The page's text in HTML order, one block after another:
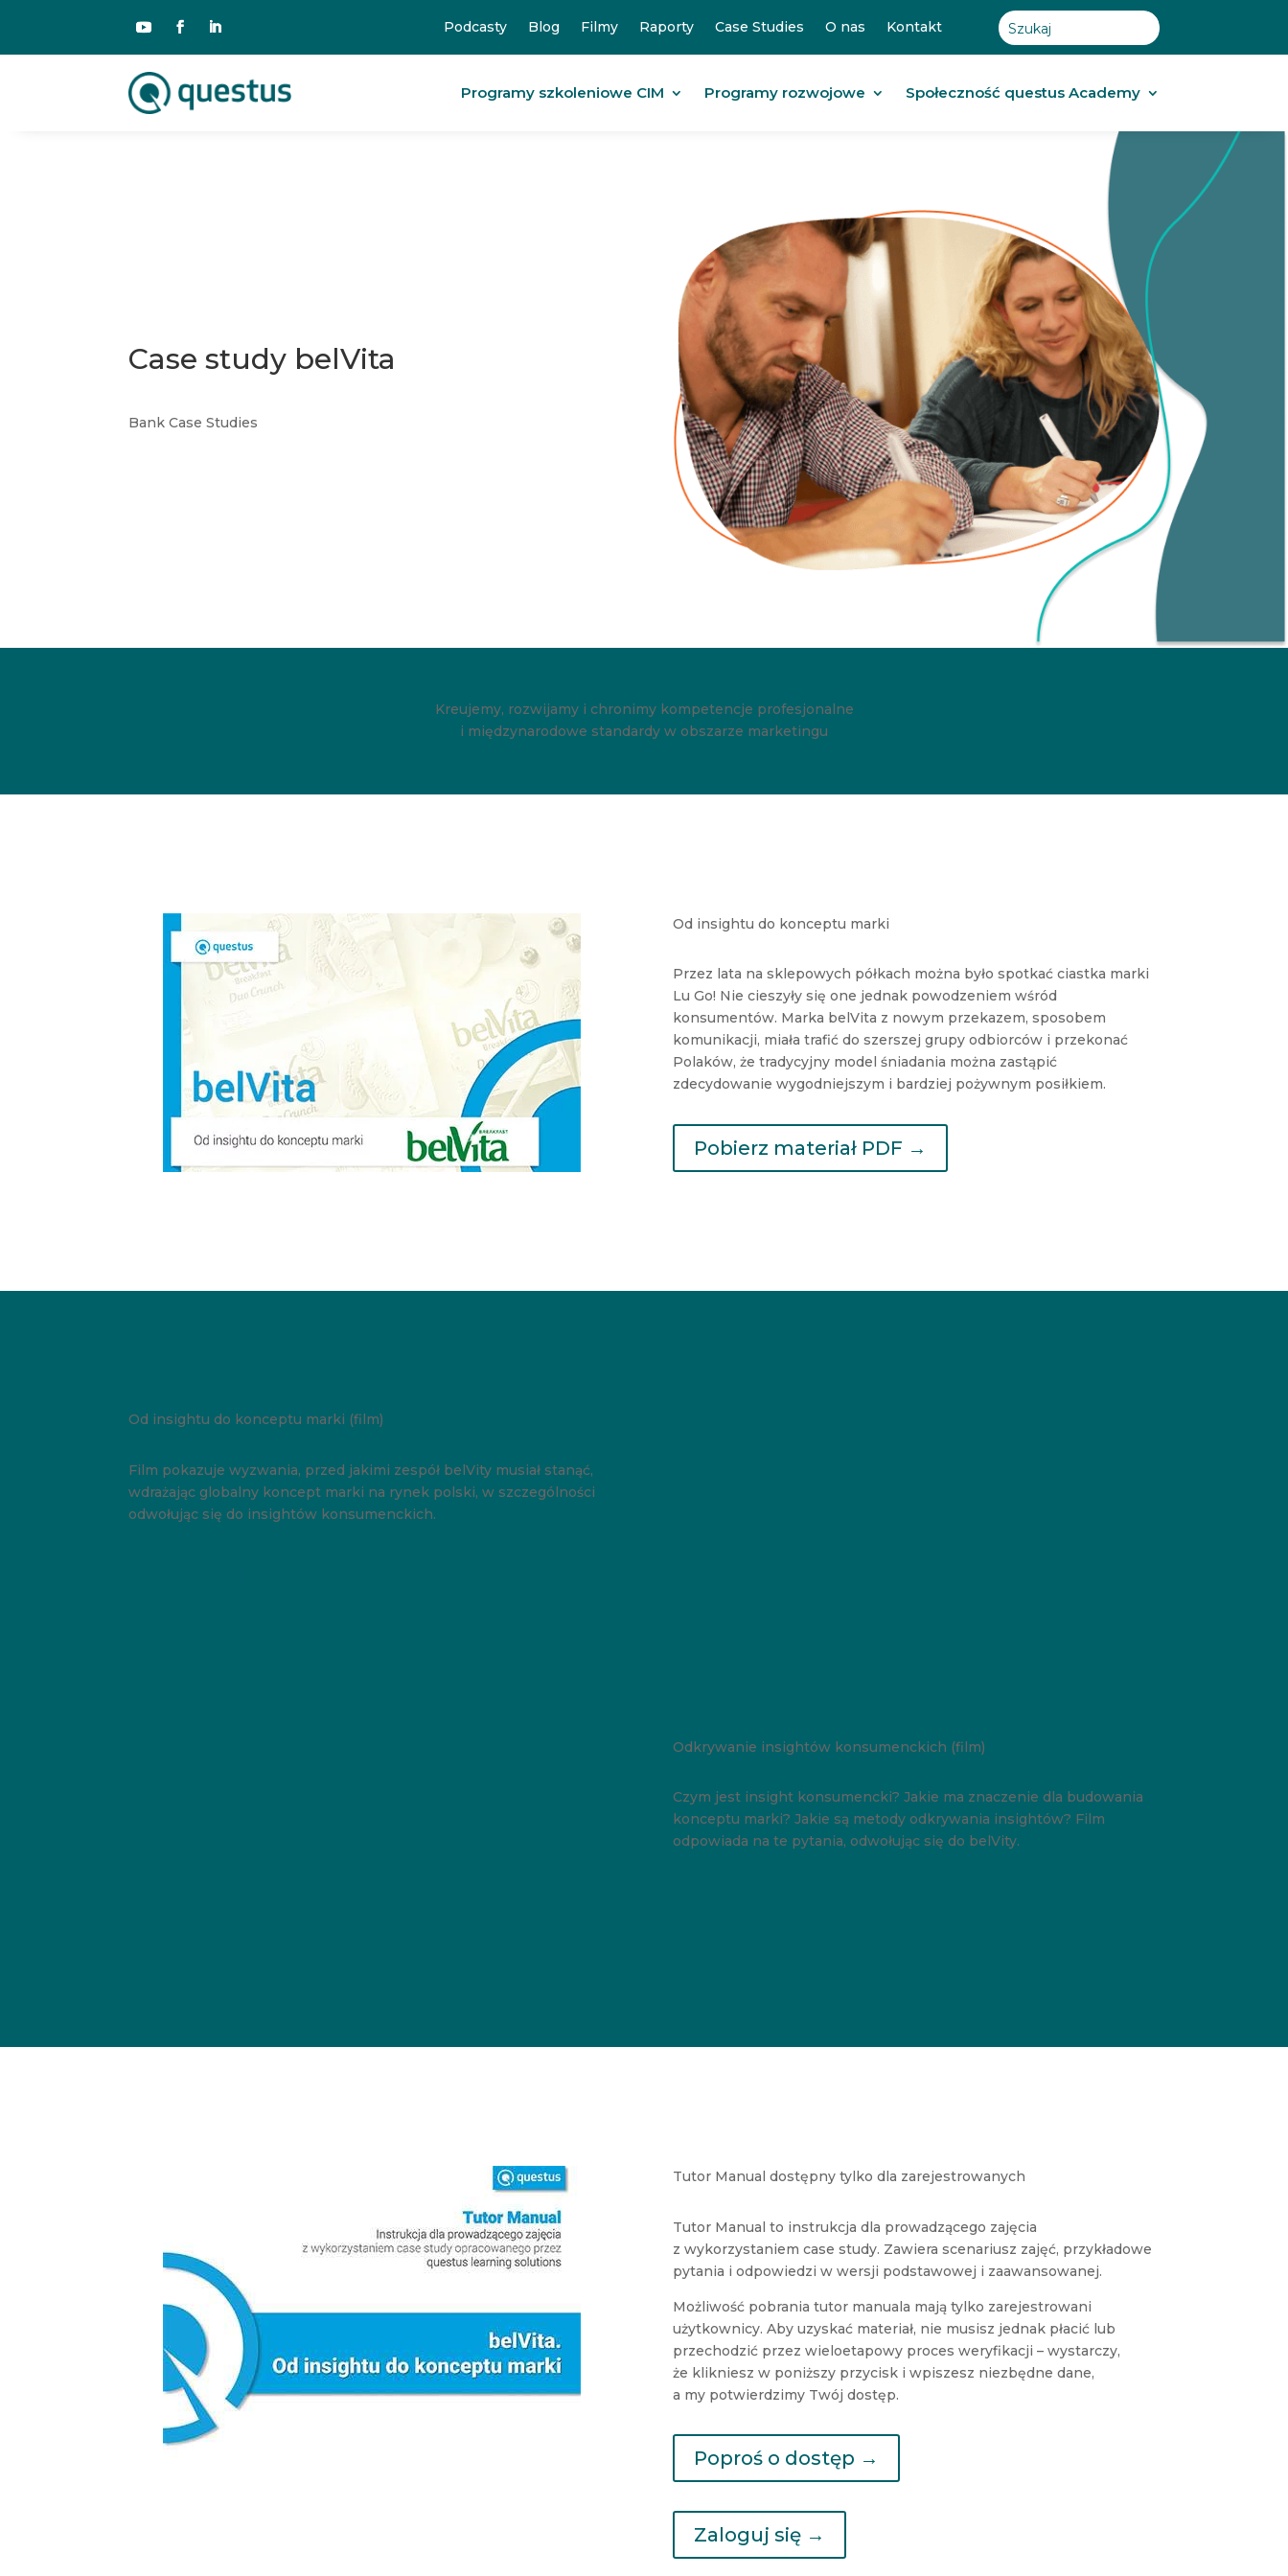
Podcasty Blog Filmy Raporty Case Studies O nas Kontakt
Programy szkoleniowe CIM Programy rozwojowe Społeczność questus Academy
Case study belVita
Bank Case Studies
Kreujemy, rozwijamy i chronimy kompetencje profesjonalne
i międzynarodowe standardy w obszarze marketingu
Od insightu do konceptu marki
Przez lata na sklepowych półkach można było spotkać ciastka marki
Lu Go! Nie cieszyły się one jednak powodzeniem wśród
konsumentów. Marka belVita z nowym przekazem, sposobem
komunikacji, miała trafić do szerszej grupy odbiorców i przekonać
Polaków, że tradycyjny model śniadania można zastąpić
zdecydowanie wygodniejszym i bardziej pożywnym posiłkiem.
Pobierz materiał PDF →
Od insightu do konceptu marki (film)
Film pokazuje wyzwania, przed jakimi zespół belVity musiał stanąć,
wdrażając globalny koncept marki na rynek polski, w szczególności
odwołując się do insightów konsumenckich.
Odkrywanie insightów konsumenckich (film)
Czym jest insight konsumencki? Jakie ma znaczenie dla budowania
konceptu marki? Jakie są metody odkrywania insightów? Film
odpowiada na te pytania, odwołując się do belVity.
Tutor Manual dostępny tylko dla zarejestrowanych
Tutor Manual to instrukcja dla prowadzącego zajęcia
z wykorzystaniem case study. Zawiera scenariusz zajęć, przykładowe
pytania i odpowiedzi w wersji podstawowej i zaawansowanej.
Możliwość pobrania tutor manuala mają tylko zarejestrowani
użytkownicy. Aby uzyskać materiał, nie musisz jednak płacić lub
przechodzić przez wieloetapowy proces weryfikacji – wystarczy,
że klikniesz w poniższy przycisk i wpiszesz niezbędne dane,
a my potwierdzimy Twój dostęp.
Poproś o dostęp →
Zaloguj się →